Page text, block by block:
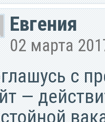
Евгения
02 марта
с
—